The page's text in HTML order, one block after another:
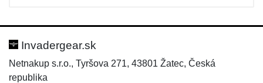
Invadergear.sk
Netnakup s.r.o., Tyršova 271, 43801 Žatec, Česká
republika